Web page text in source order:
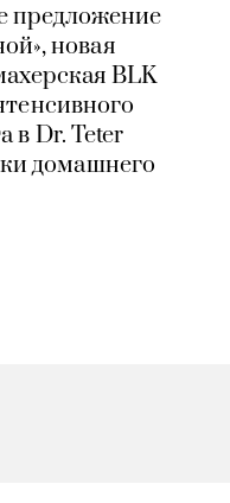
предложение
новая
BLK
в Dr. Teter
домашнего